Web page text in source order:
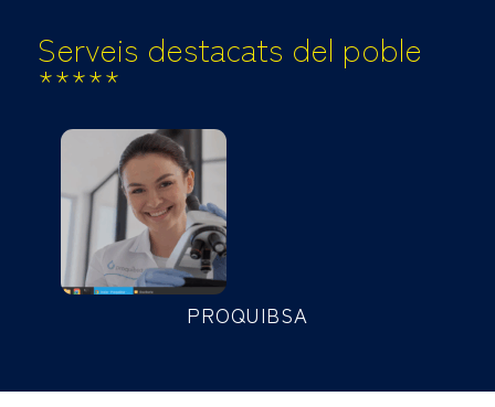
Serveis destacats del poble
*****
PROQUIBSA